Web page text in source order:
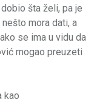
šta želi, pa je
mora dati, a
se ima u vidu da
mogao preuzeti
kao